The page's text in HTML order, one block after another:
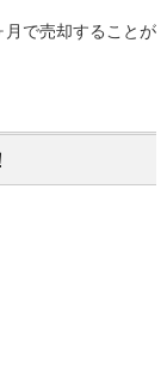
で売却することが